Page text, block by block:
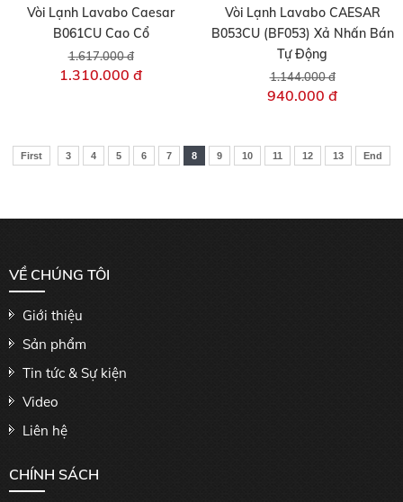
Vòi Lạnh Lavabo Caesar
B061CU Cao Cổ
1.617.000 đ
1.310.000 đ
Vòi Lạnh Lavabo CAESAR
B053CU (BF053) Xả Nhấn Bán
Tự Động
1.144.000 đ
940.000 đ
First 3 4 5 6 7 8 9 10 11 12 13 End
VỀ CHÚNG TÔI
Giới thiệu
Sản phẩm
Tin tức & Sự kiện
Video
Liên hệ
CHÍNH SÁCH